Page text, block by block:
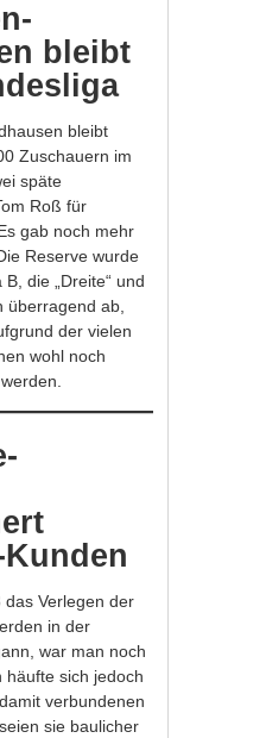
bleibt
bleibt
Zuschauern im
späte
Roß für
gab noch mehr
Reserve wurde
die „Dreite“ und
überragend ab,
der vielen
wohl noch
Verlegen der
in der
war man noch
häufte sich jedoch
verbundenen
sie baulicher